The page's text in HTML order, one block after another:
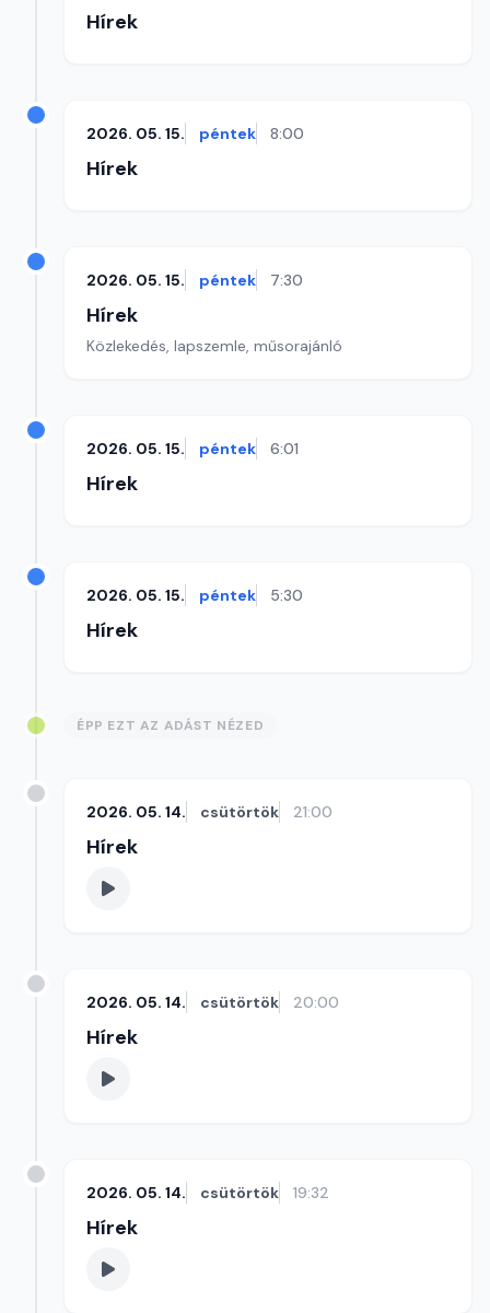
Hírek
2026. 05. 15. péntek 8:00
Hírek
2026. 05. 15. péntek 7:30
Hírek
Közlekedés, lapszemle, műsorajánló
2026. 05. 15. péntek 6:01
Hírek
2026. 05. 15. péntek 5:30
Hírek
ÉPP EZT AZ ADÁST NÉZED
2026. 05. 14. csütörtök 21:00
Hírek
2026. 05. 14. csütörtök 20:00
Hírek
2026. 05. 14. csütörtök 19:32
Hírek